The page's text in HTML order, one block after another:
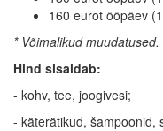
160 eurot ööpäev
* Võimalikud muudatused.
Hind sisaldab:
- kohv, tee, joogivesi;
- käterätikud, šampoonid,